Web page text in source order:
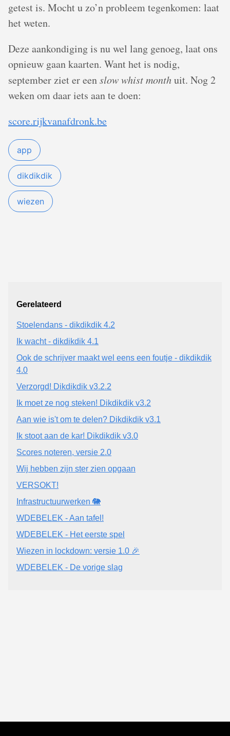
getest is. Mocht u zo’n probleem tegenkomen: laat
het weten.
Deze aankondiging is nu wel lang genoeg, laat ons
opnieuw gaan kaarten. Want het is nodig,
september ziet er eenslow whist monthuit. Nog 2
weken om daar iets aan te doen:
score.rijkvanafdronk.be
app
dikdikdik
wiezen
Gerelateerd
Stoelendans - dikdikdik 4.2
Ik wacht - dikdikdik 4.1
Ook de schrijver maakt wel eens een foutje - dikdikdik
4.0
Verzorgd! Dikdikdik v3.2.2
Ik moet ze nog steken! Dikdikdik v3.2
Aan wie is't om te delen? Dikdikdik v3.1
Ik stoot aan de kar! Dikdikdik v3.0
Scores noteren, versie 2.0
Wij hebben zijn ster zien opgaan
VERSOKT!
Infrastructuurwerken 🐘
WDEBELEK - Aan tafel!
WDEBELEK - Het eerste spel
Wiezen in lockdown: versie 1.0 🎉
WDEBELEK - De vorige slag